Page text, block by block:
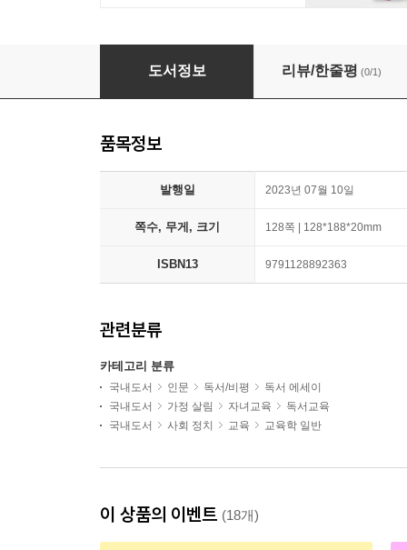
묵상독서
도서정보 리뷰/한줄평 (0/1)
품목정보
발행일 2023년 07월 10일
쪽수, 무게, 크기 128쪽 | 128*188*20mm
ISBN13 9791128892363
관련분류
카테고리 분류
국내도서 인문 독서/비평
독서 에세이
국내도서
가정 살림 자녀교육
독서교육
국내도서
사회 정치 교육 교육학 일반
이 상품의 이벤트 (18개)